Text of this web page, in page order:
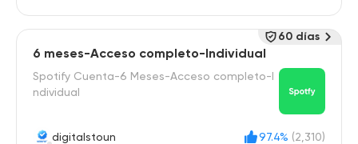
6 meses-Acceso completo-Individual
Spotify Cuenta-6 Meses-Acceso completo-I
ndividual
digitalstoun 97.4% (2,310)
60 días